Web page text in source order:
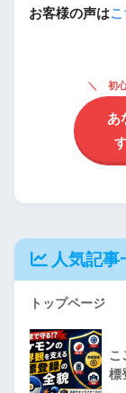
お客様の声はこ
初
あ
人気記事
トップページ
こ
標